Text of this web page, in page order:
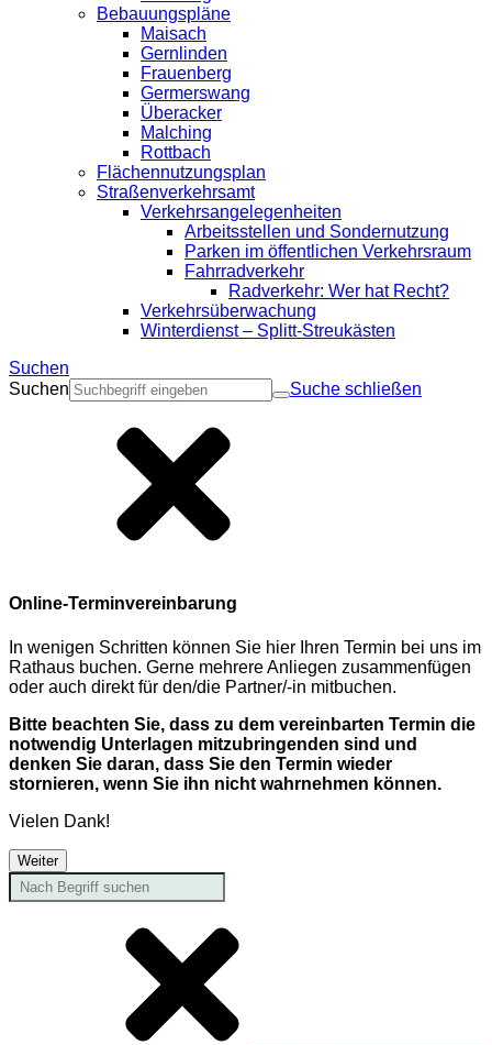
Bebauungspläne
Maisach
Gernlinden
Frauenberg
Germerswang
Überacker
Malching
Rottbach
Flächennutzungsplan
Straßenverkehrsamt
Verkehrsangelegenheiten
Arbeitsstellen und Sondernutzung
Parken im öffentlichen Verkehrsraum
Fahrradverkehr
Radverkehr: Wer hat Recht?
Verkehrsüberwachung
Winterdienst – Splitt-Streukästen
Suchen
Suchen
Suche schließen
Online-Terminvereinbarung
In wenigen Schritten können Sie hier Ihren Termin bei uns im
Rathaus buchen. Gerne mehrere Anliegen zusammenfügen
oder auch direkt für den/die Partner/-in mitbuchen.
Bitte beachten Sie, dass zu dem vereinbarten Termin die
notwendig Unterlagen mitzubringenden sind und
denken Sie daran, dass Sie den Termin wieder
stornieren, wenn Sie ihn nicht wahrnehmen können.
Vielen Dank!
Weiter